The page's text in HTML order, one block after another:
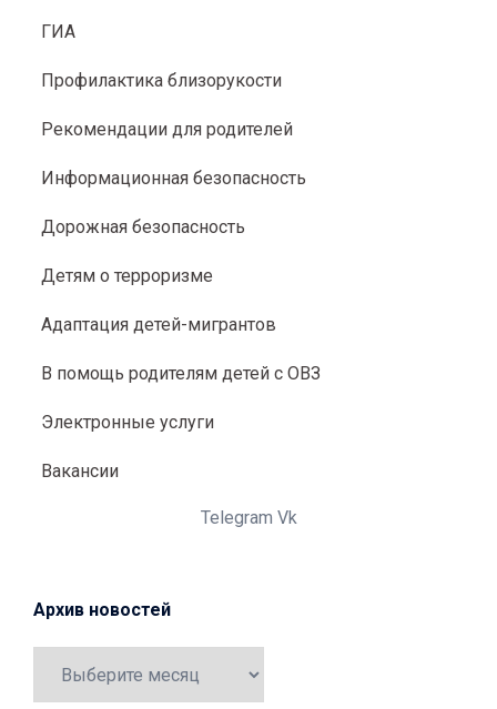
ГИА
Профилактика близорукости
Рекомендации для родителей
Информационная безопасность
Дорожная безопасность
Детям о терроризме
Адаптация детей-мигрантов
В помощь родителям детей с ОВЗ
Электронные услуги
Вакансии
Telegram Vk
Архив новостей
новостей